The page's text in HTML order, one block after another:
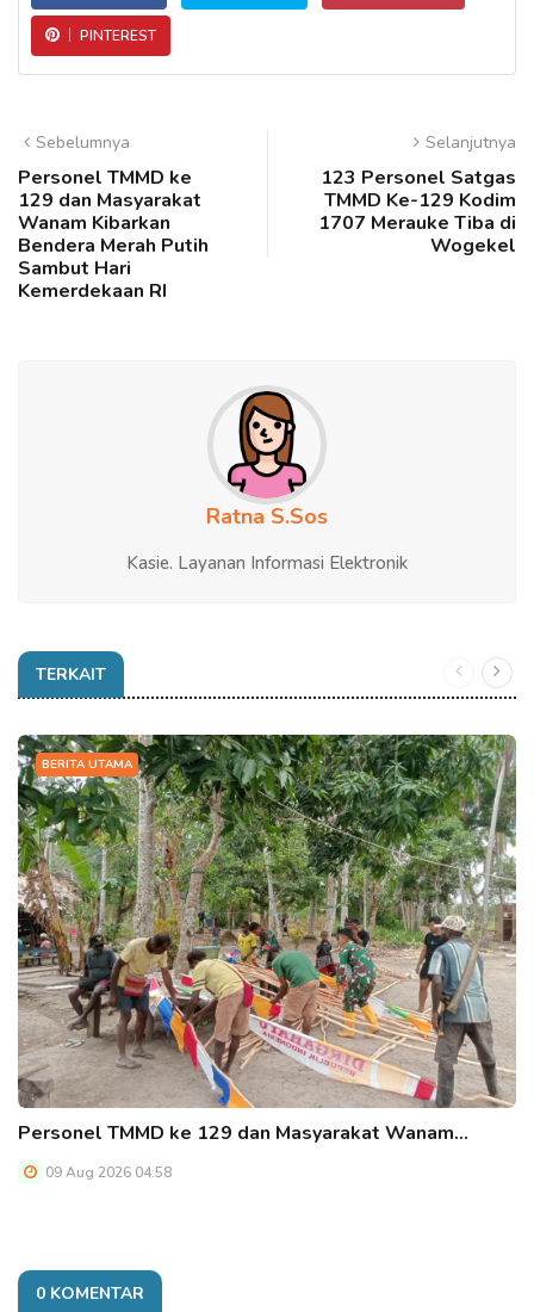
PINTEREST
Sebelumnya
Personel TMMD ke
129 dan Masyarakat
Wanam Kibarkan
Bendera Merah Putih
Sambut Hari
Kemerdekaan RI
Selanjutnya
123 Personel Satgas
TMMD Ke-129 Kodim
1707 Merauke Tiba di
Wogekel
Ratna S.Sos
Kasie. Layanan Informasi Elektronik
TERKAIT
BERITA UTAMA
Personel TMMD ke 129 dan Masyarakat Wanam…
09 Aug 2026 04:58
0 KOMENTAR